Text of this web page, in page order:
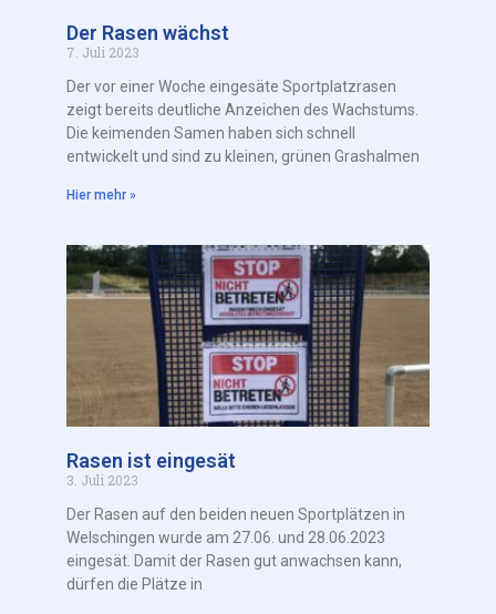
Der Rasen wächst
7. Juli 2023
Der vor einer Woche eingesäte Sportplatzrasen
zeigt bereits deutliche Anzeichen des Wachstums.
Die keimenden Samen haben sich schnell
entwickelt und sind zu kleinen, grünen Grashalmen
Hier mehr »
Rasen ist eingesät
3. Juli 2023
Der Rasen auf den beiden neuen Sportplätzen in
Welschingen wurde am 27.06. und 28.06.2023
eingesät. Damit der Rasen gut anwachsen kann,
dürfen die Plätze in